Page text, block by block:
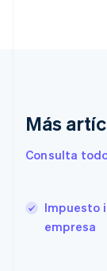
Más
Consulta
Impuesto
empresa
Eslovaquia
English
Eslovenia
Español
Estados